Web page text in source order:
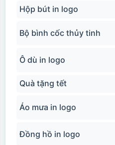
Hộp bút in logo
Bộ bình cốc thủy tinh
Ô dù in logo
Quà tặng tết
Áo mưa in logo
Đồng hồ in logo